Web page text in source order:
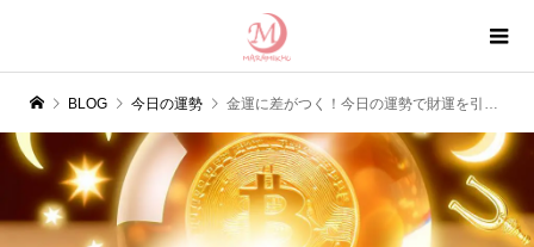
BLOG 今日の運勢 金運に差がつく！今日の運勢で財運を引き寄せるヒント